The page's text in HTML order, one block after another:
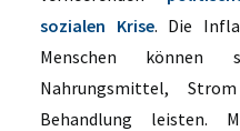
sozialen Krise. Die
Menschen können
Nahrungsmittel,
Behandlung leisten.